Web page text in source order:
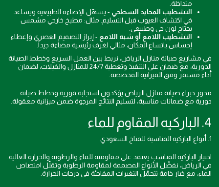
متداخلة.
التشطيب المحايد السطحي - يسهّل الإضاءة الطبيعية ويساعد
في اكتشاف العيوب قبل التسليم. مثال: مطبخ خارجي مشمس
يحتاج لون حي وطبيعي.
التشطيب اللامع أو شبه اللامع - إبراز التصميم العصري وإعطاء
إحساس باتساع المكان، مثالي لغرف رئيسية مضاءة جيداً.
في مشاريع صيانة منازل الرياض، نربط بين العمل السريع وخطط الصيانة
الدورية، مع ضمان على التنفيذ وتغطية 24/7 للمنازل والفيلات، لضمان
أداء مستمر وفق الميزانية المخصصة.
محور خبراء صيانة منازل الرياض يؤكدون استجابة فورية وخطط صيانة
دورية مع ضمانات مناسبة، لتسليم النتائج المرجوة ضمن ميزانية معقولة.
4. الباركيه المقاوم للماء
1. أنواع الباركيه المناسبة للمناخ السعودي
اختيار الباركيه المناسب يعتمد على مقاومته للماء والرطوبة والحرارة العالية.
في الرياض، نفضّل الأنواع المصممة لمقاومة الرطوبة وتقلّل امتصاص
الماء، مع خيار خامة تتحمّل التغيرات المفاجئة في درجات الحرارة.